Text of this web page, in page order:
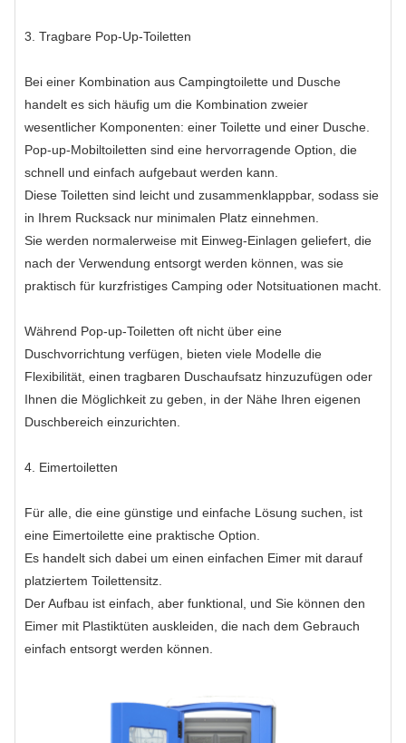
3. Tragbare Pop-Up-Toiletten
Bei einer Kombination aus Campingtoilette und Dusche
handelt es sich häufig um die Kombination zweier
wesentlicher Komponenten: einer Toilette und einer Dusche.
Pop-up-Mobiltoiletten sind eine hervorragende Option, die
schnell und einfach aufgebaut werden kann.
Diese Toiletten sind leicht und zusammenklappbar, sodass sie
in Ihrem Rucksack nur minimalen Platz einnehmen.
Sie werden normalerweise mit Einweg-Einlagen geliefert, die
nach der Verwendung entsorgt werden können, was sie
praktisch für kurzfristiges Camping oder Notsituationen macht.
Während Pop-up-Toiletten oft nicht über eine
Duschvorrichtung verfügen, bieten viele Modelle die
Flexibilität, einen tragbaren Duschaufsatz hinzuzufügen oder
Ihnen die Möglichkeit zu geben, in der Nähe Ihren eigenen
Duschbereich einzurichten.
4. Eimertoiletten
Für alle, die eine günstige und einfache Lösung suchen, ist
eine Eimertoilette eine praktische Option.
Es handelt sich dabei um einen einfachen Eimer mit darauf
platziertem Toilettensitz.
Der Aufbau ist einfach, aber funktional, und Sie können den
Eimer mit Plastiktüten auskleiden, die nach dem Gebrauch
einfach entsorgt werden können.